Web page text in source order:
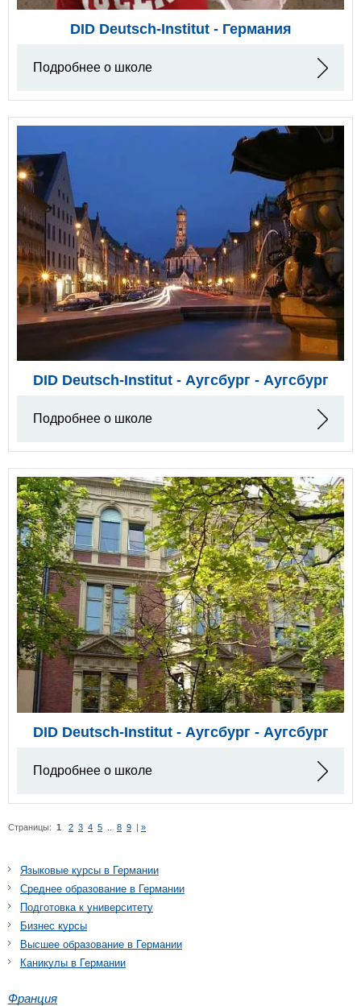
DID Deutsch-Institut - Германия
Подробнее о школе
DID Deutsch-Institut - Аугсбург - Аугсбург
Подробнее о школе
DID Deutsch-Institut - Аугсбург - Аугсбург
Подробнее о школе
Страницы: 1 2 3 4 5 8 9 | »
Языковые курсы в Германии
Среднее образование в Германии
Подготовка к университету
Бизнес курсы
Высшее образование в Германии
Каникулы в Германии
Франция